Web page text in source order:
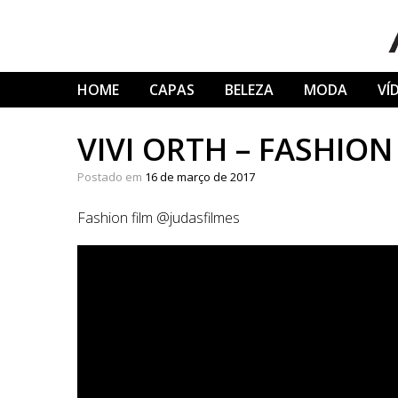
HOME CAPAS BELEZA MODA
VIVI ORTH –
Postado em 16 de março de 2017
Fashion film @judasfilmes